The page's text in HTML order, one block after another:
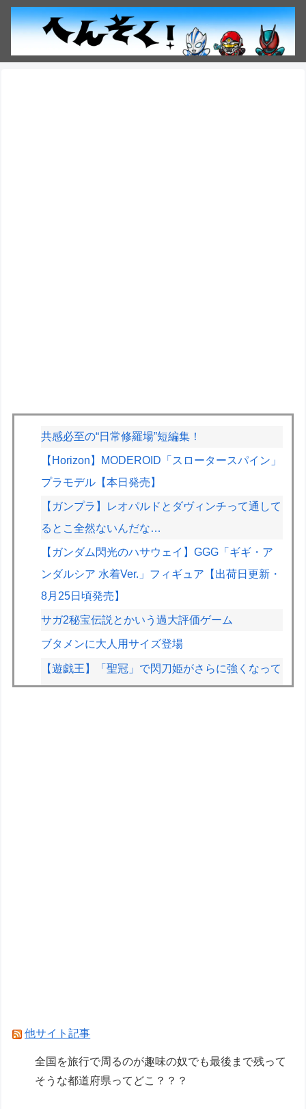
共感必至の“日常修羅場”短編集！
【Horizon】MODEROID「スロータースパイン」
プラモデル【本日発売】
【ガンプラ】レオパルドとダヴィンチって通して
るとこ全然ないんだな…
【ガンダム閃光のハサウェイ】GGG「ギギ・ア
ンダルシア 水着Ver.」フィギュア【出荷日更新・
8月25日頃発売】
サガ2秘宝伝説とかいう過大評価ゲーム
ブタメンに大人用サイズ登場
【遊戯王】「聖冠」で閃刀姫がさらに強くなって
しまったレイねえ
Powered by livedoor 相互RSS
他サイト記事
全国を旅行で周るのが趣味の奴でも最後まで残って
そうな都道府県ってどこ？？？